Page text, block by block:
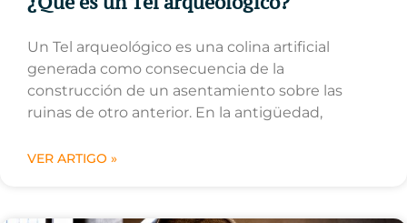
Un Tel arqueológico es una colina artificial
generada como consecuencia de la
construcción de un asentamiento sobre las
ruinas de otro anterior. En la antigüedad,
VER ARTIGO »